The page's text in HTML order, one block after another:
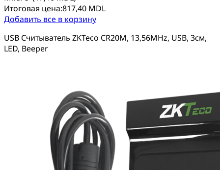
Итоговая цена:817,40 MDL
Добавить все в корзину
USB Считыватель ZKTeco CR20M, 13,56MHz, USB, 3см,
LED, Beeper